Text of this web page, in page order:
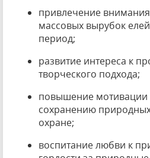
привлечение
массовых вырубок
период;
развитие интереса к
творческого подхода;
повышение мотивации
сохранению
охране;
воспитание любви к